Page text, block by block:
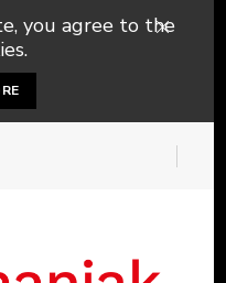
you agree to the